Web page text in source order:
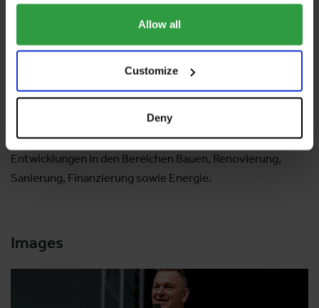
Allow all
Customize
Deny
Hausbau – Tipps & Tricks“.
nur ein Zeichen für nachhaltiges Bauen und Wohnen,
sondern bietet auch konkrete Lösungen und Inspirationen
für die Umsetzung in die Praxis. Insgesamt geben mehr als
300 Aussteller umfassende Einblicke zu den
Entwicklungen in den Bereichen Bauen, Renovierung,
Sanierung, Finanzierung sowie Energie.
Images